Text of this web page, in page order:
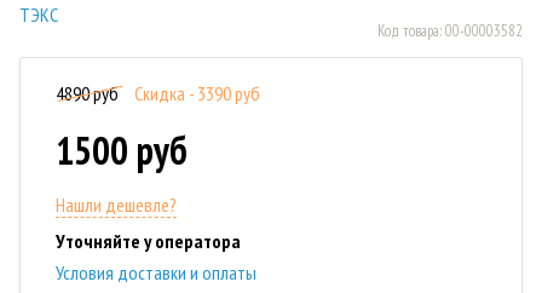
ТЭКС
Код товара:00-00003582
4890 руб Скидка - 3390 руб
1500 руб
Нашли дешевле?
Уточняйте у оператора
Условия доставки и оплаты